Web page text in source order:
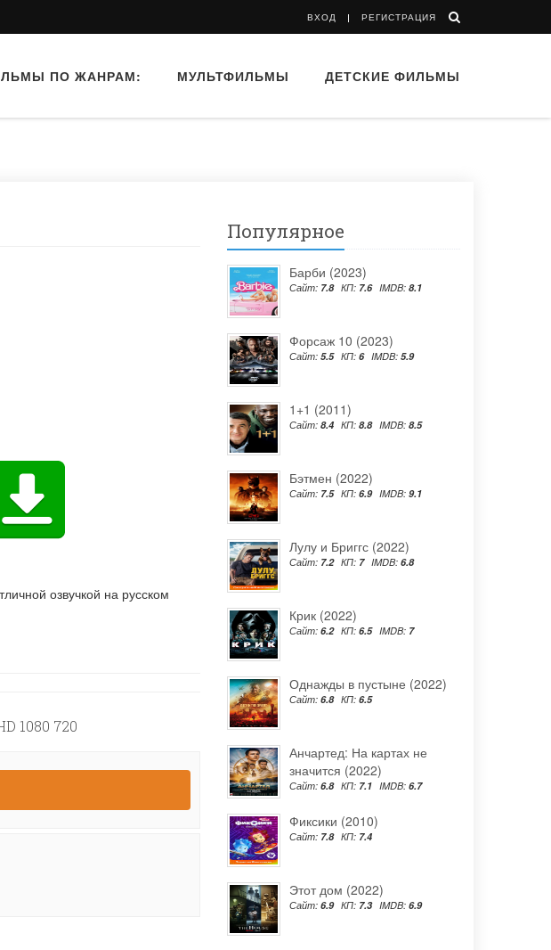
ВХОД РЕГИСТРАЦИЯ
ПО ЖАНРАМ: МУЛЬТФИЛЬМЫ ДЕТСКИЕ ФИЛЬМЫ
озвучкой на русском
1080 720
Популярное
Барби (2023)
Сайт: 7.8 КП: 7.6 IMDB: 8.1
Форсаж 10 (2023)
Сайт: 5.5 КП: 6 IMDB: 5.9
1+1 (2011)
Сайт: 8.4 КП: 8.8 IMDB: 8.5
Бэтмен (2022)
Сайт: 7.5 КП: 6.9 IMDB: 9.1
Лулу и Бриггс (2022)
Сайт: 7.2 КП: 7 IMDB: 6.8
Крик (2022)
Сайт: 6.2 КП: 6.5 IMDB: 7
Однажды в пустыне (2022)
Сайт: 6.8 КП: 6.5
Анчартед: На картах не
значится (2022)
Сайт: 6.8 КП: 7.1 IMDB: 6.7
Фиксики (2010)
Сайт: 7.8 КП: 7.4
Этот дом (2022)
Сайт: 6.9 КП: 7.3 IMDB: 6.9